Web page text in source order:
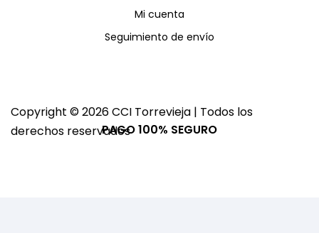
Mi cuenta
Seguimiento de envío
Copyright © 2026 CCI Torrevieja | Todos los
derechos reservadosPAGO 100% SEGURO